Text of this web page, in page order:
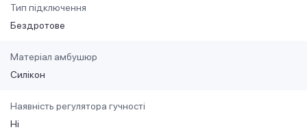
Тип підключення
Бездротове
Матеріал амбушюр
Силікон
Наявність регулятора гучності
Ні